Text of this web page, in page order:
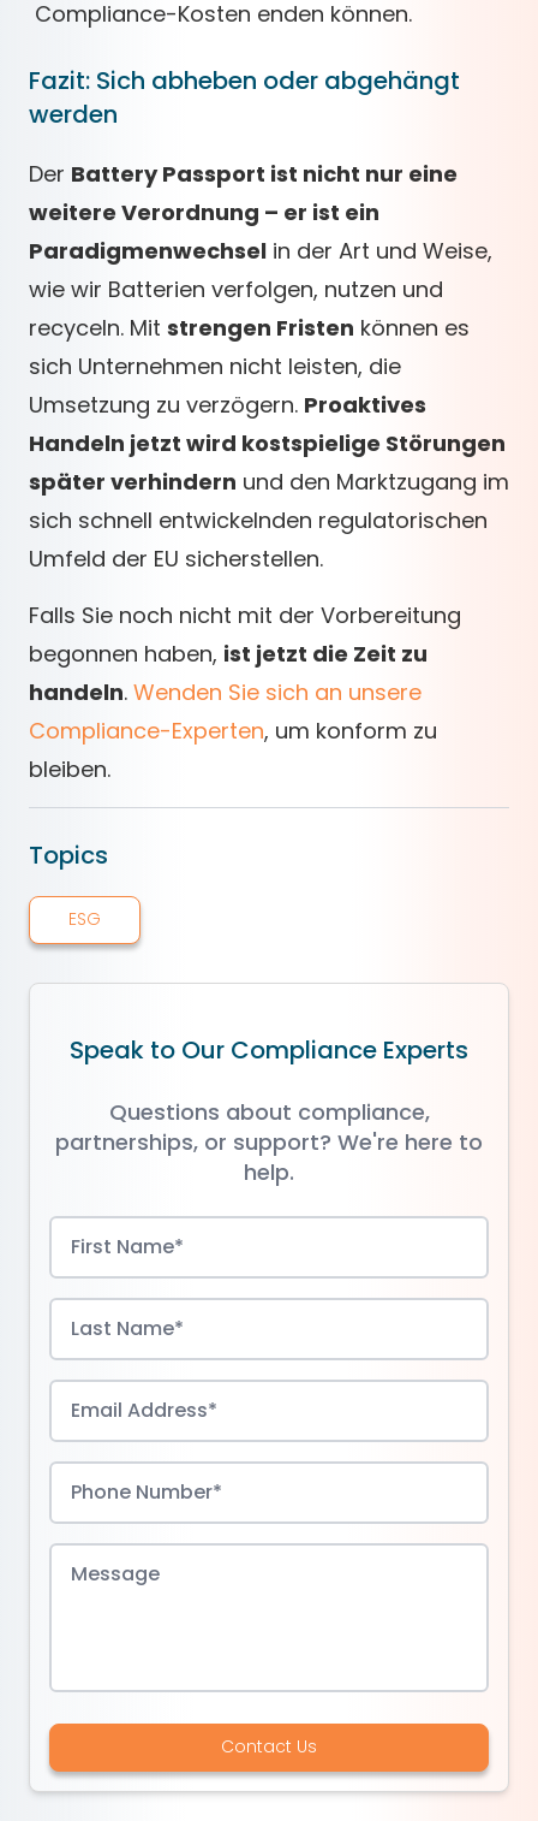
Compliance-Kosten enden können.
Fazit: Sich abheben oder abgehängt
werden
Der Battery Passport ist nicht nur eine
weitere Verordnung – er ist ein
Paradigmenwechsel in der Art und Weise,
wie wir Batterien verfolgen, nutzen und
recyceln. Mit strengen Fristen können es
sich Unternehmen nicht leisten, die
Umsetzung zu verzögern. Proaktives
Handeln jetzt wird kostspielige Störungen
später verhindern und den Marktzugang im
sich schnell entwickelnden regulatorischen
Umfeld der EU sicherstellen.
Falls Sie noch nicht mit der Vorbereitung
begonnen haben, ist jetzt die Zeit zu
handeln. Wenden Sie sich an unsere
Compliance-Experten, um konform zu
bleiben.
Topics
ESG
Speak to Our Compliance Experts
Questions about compliance,
partnerships, or support? We're here to
help.
Contact Us